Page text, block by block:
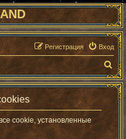
Вход
Регистрация
П
о
и
к
cookie, установленные